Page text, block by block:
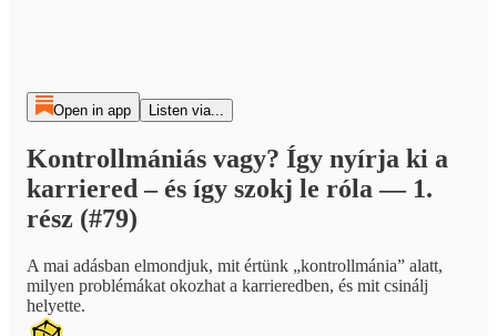
Open in app Listen via...
Kontrollmániás vagy? Így nyírja ki a
karriered – és így szokj le róla — 1.
rész (#79)
A mai adásban elmondjuk, mit értünk „kontrollmánia” alatt,
milyen problémákat okozhat a karrieredben, és mit csinálj
helyette.